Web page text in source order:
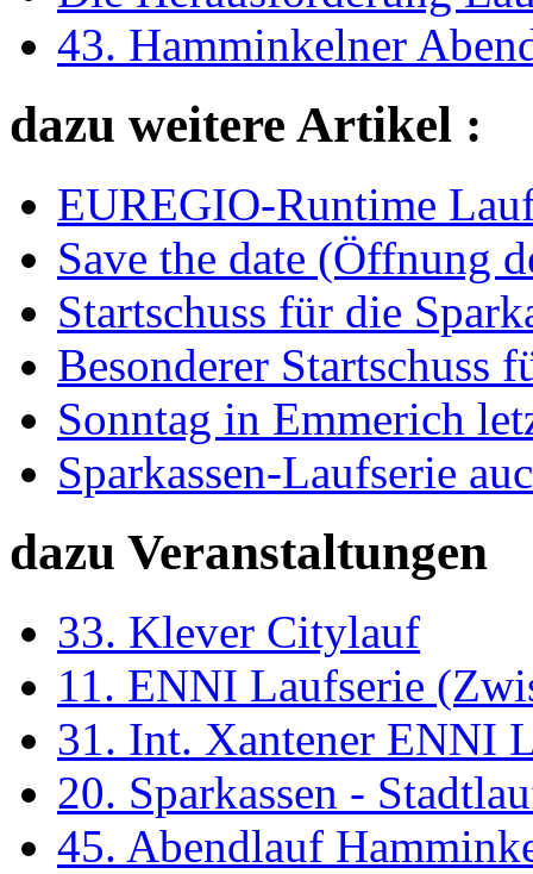
43. Hamminkelner
dazu weitere Artikel :
EUREGIO-Runtime
Save the date (Öffnung
Startschuss für die
Besonderer Startschuss
Sonntag in Emmerich
Sparkassen-Laufserie
dazu Veranstaltungen
33. Klever Citylauf
11. ENNI Laufserie
31. Int. Xantener ENNI
20. Sparkassen -
45. Abendlauf